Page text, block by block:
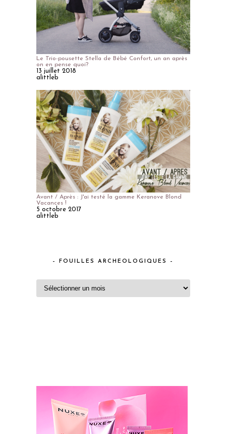
Le Trio-pousette Stella de Bébé Confort, un an après
on en pense quoi?
13 juillet 2018
alittleb
Avant / Après : J'ai testé la gamme Keranove Blond
Vacances !
5 octobre 2017
alittleb
– FOUILLES ARCHEOLOGIQUES –